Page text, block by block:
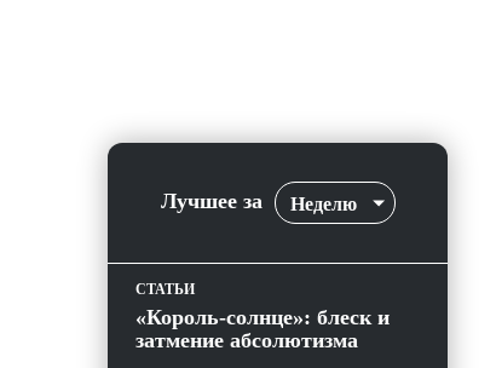
Лучшее за Неделю
СТАТЬИ
«Король-солнце»: блеск и
затмение абсолютизма